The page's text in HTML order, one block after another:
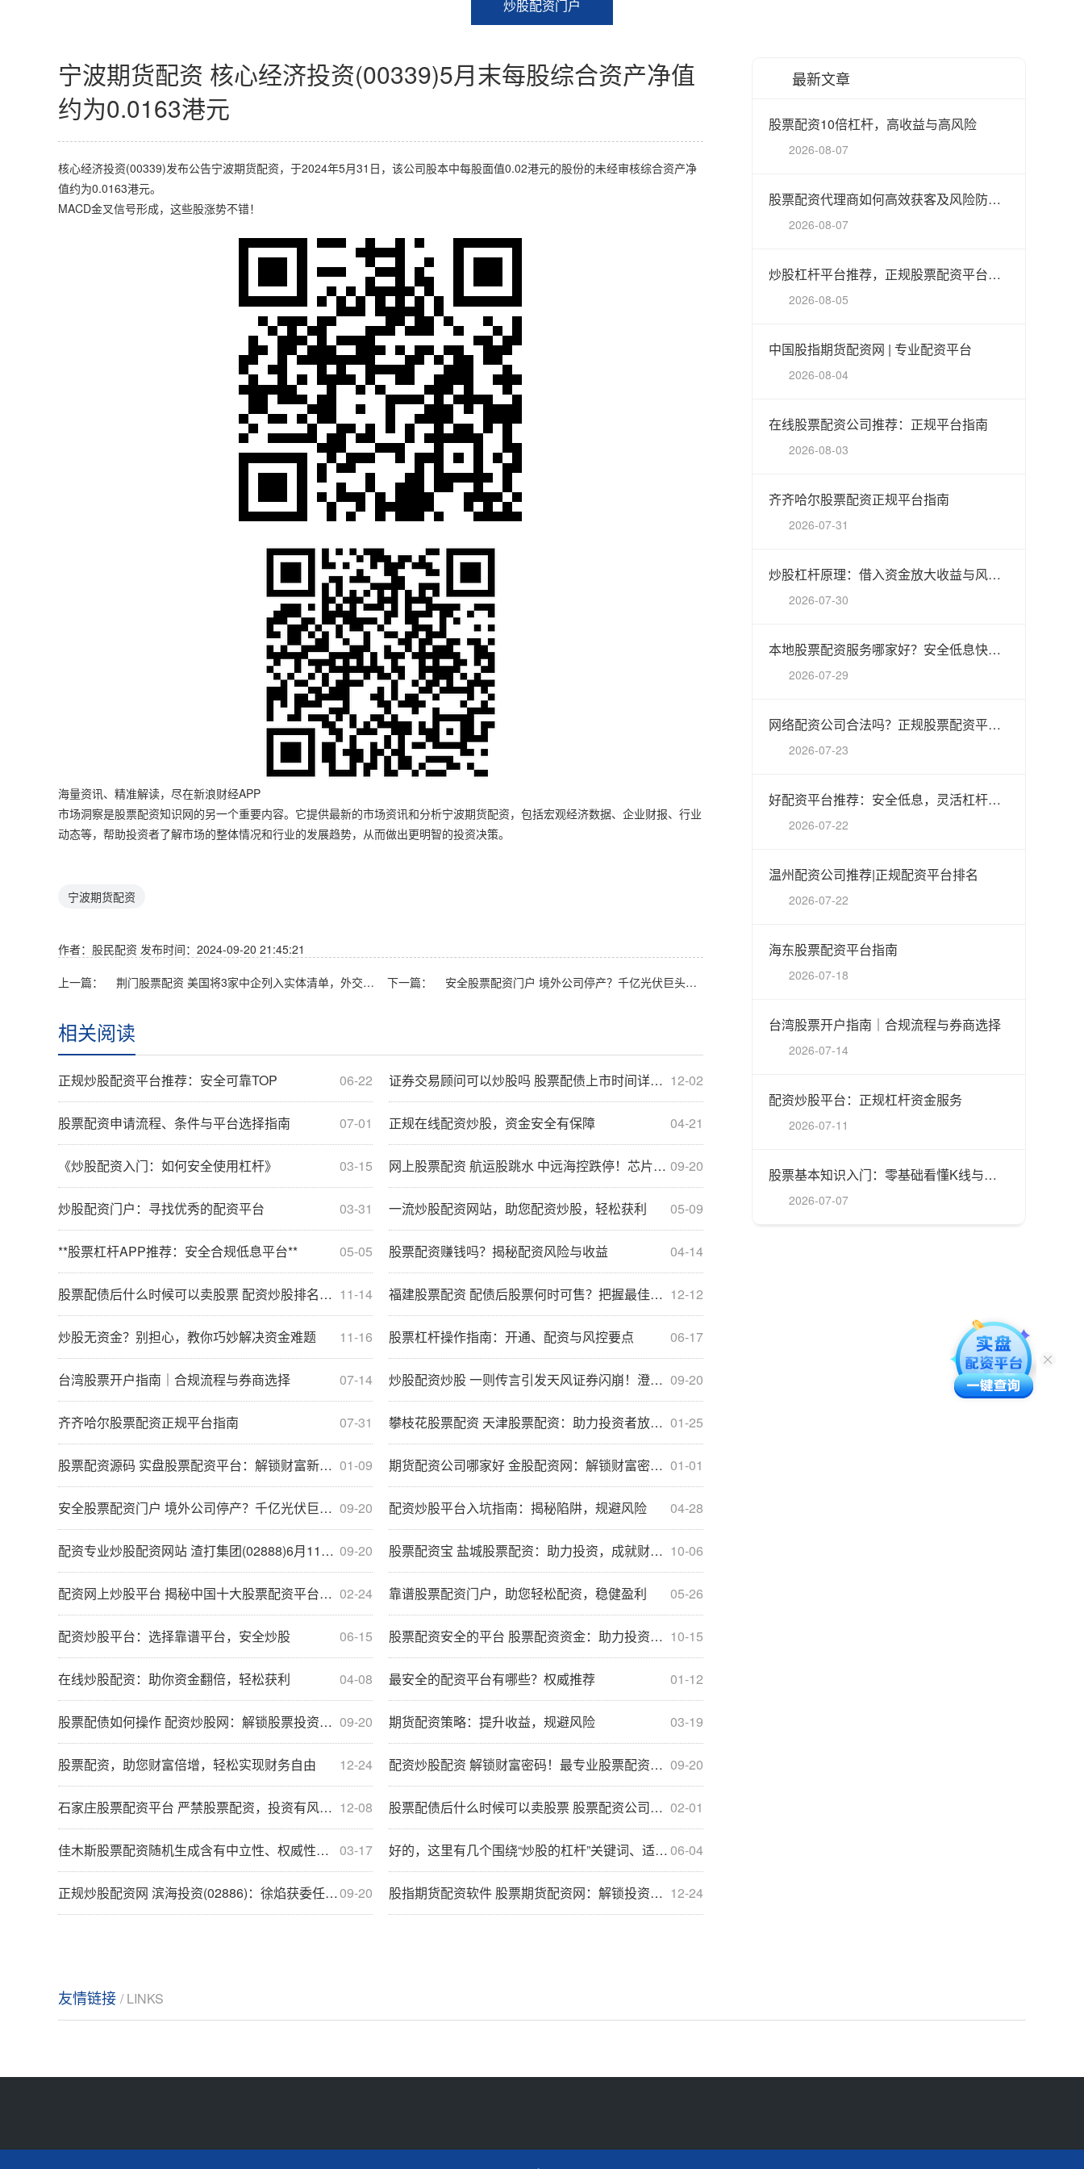
炒股配资门户
宁波期货配资 核心经济投资(00339)5月末每股综合资产净值
约为0.0163港元
核心经济投资(00339)发布公告宁波期货配资，于2024年5月31日，该公司股本中每股面值0.02港元的股份的未经审核综合资产净
值约为0.0163港元。
MACD金叉信号形成，这些股涨势不错！
海量资讯、精准解读，尽在新浪财经APP
市场洞察是股票配资知识网的另一个重要内容。它提供最新的市场资讯和分析宁波期货配资，包括宏观经济数据、企业财报、行业
动态等，帮助投资者了解市场的整体情况和行业的发展趋势，从而做出更明智的投资决策。
宁波期货配资
作者：股民配资 发布时间：2024-09-20 21:45:21
上一篇： 荆门股票配资 美国将3家中企列入实体清单，外交部：打着人权幌子对中企实施非法制裁 下一篇： 安全股票配资门户 境外公司停产？千亿光伏巨头隆基绿能紧急回应！
相关阅读
06-22
正规炒股配资平台推荐：安全可靠TOP 12-02
证券交易顾问可以炒股吗 股票配债上市时间详解：把握获利良机
07-01
股票配资申请流程、条件与平台选择指南 04-21
正规在线配资炒股，资金安全有保障
03-15
《炒股配资入门：如何安全使用杠杆》 09-20
网上股票配资 航运股跳水 中远海控跌停！芯片股走强！
03-31
炒股配资门户：寻找优秀的配资平台 05-09
一流炒股配资网站，助您配资炒股，轻松获利
05-05
**股票杠杆APP推荐：安全合规低息平台** 04-14
股票配资赚钱吗？揭秘配资风险与收益
11-14
股票配债后什么时候可以卖股票 配资炒股排名榜：助你选出最靠谱的平台 12-12
福建股票配资 配债后股票何时可售？把握最佳时机
11-16
炒股无资金？别担心，教你巧妙解决资金难题 06-17
股票杠杆操作指南：开通、配资与风控要点
07-14
台湾股票开户指南｜合规流程与券商选择 09-20
炒股配资炒股 一则传言引发天风证券闪崩！澄清来了 实际担保金额与传闻相差甚远
07-31
齐齐哈尔股票配资正规平台指南 01-25
攀枝花股票配资 天津股票配资：助力投资者放大收益
01-09
股票配资源码 实盘股票配资平台：解锁财富新高度 01-01
期货配资公司哪家好 金股配资网：解锁财富密码，助你投资无忧
09-20
安全股票配资门户 境外公司停产？千亿光伏巨头隆基绿能紧急回应！ 04-28
配资炒股平台入坑指南：揭秘陷阱，规避风险
09-20
配资专业炒股配资网站 渣打集团(02888)6月11日耗资约762.39万英镑回购约104.06万股 10-06
股票配资宝 盐城股票配资：助力投资，成就财富梦想
02-24
配资网上炒股平台 揭秘中国十大股票配资平台，助你投资致富 05-26
靠谱股票配资门户，助您轻松配资，稳健盈利
06-15
配资炒股平台：选择靠谱平台，安全炒股 10-15
股票配资安全的平台 股票配资资金：助力投资，提升收益
04-08
在线炒股配资：助你资金翻倍，轻松获利 01-12
最安全的配资平台有哪些？权威推荐
09-20
股票配债如何操作 配资炒股网：解锁股票投资新篇章 03-19
期货配资策略：提升收益，规避风险
12-24
股票配资，助您财富倍增，轻松实现财务自由 09-20
配资炒股配资 解锁财富密码！最专业股票配资平台助您投资无忧
12-08
石家庄股票配资平台 严禁股票配资，投资有风险，入市需谨慎 02-01
股票配债后什么时候可以卖股票 股票配资公司收费指南：了解不同模式下的成本
03-17
佳木斯股票配资随机生成含有中立性、权威性、客观性、合规性和信息实用性适合网站发布不超30字的标题 06-04
好的，这里有几个围绕“炒股的杠杆”关键词、适合SEO收录的标题，均在以内：
09-20
正规炒股配资网 滨海投资(02886)：徐焰获委任为副总经理 12-24
股指期货配资软件 股票期货配资网：解锁投资新天地，轻松撬动财富杠杆
最新文章
股票配资10倍杠杆，高收益与高风险
2026-08-07
股票配资代理商如何高效获客及风险防范指南
2026-08-07
炒股杠杆平台推荐，正规股票配资平台排名
2026-08-05
中国股指期货配资网 | 专业配资平台
2026-08-04
在线股票配资公司推荐：正规平台指南
2026-08-03
齐齐哈尔股票配资正规平台指南
2026-07-31
炒股杠杆原理：借入资金放大收益与风险，以小博大。
2026-07-30
本地股票配资服务哪家好？安全低息快速到账
2026-07-29
网络配资公司合法吗？正规股票配资平台排名
2026-07-23
好配资平台推荐：安全低息，灵活杠杆，新手首选
2026-07-22
温州配资公司推荐|正规配资平台排名
2026-07-22
海东股票配资平台指南
2026-07-18
台湾股票开户指南｜合规流程与券商选择
2026-07-14
配资炒股平台：正规杠杆资金服务
2026-07-11
股票基本知识入门：零基础看懂K线与市盈率
2026-07-07
友情链接 / LINKS